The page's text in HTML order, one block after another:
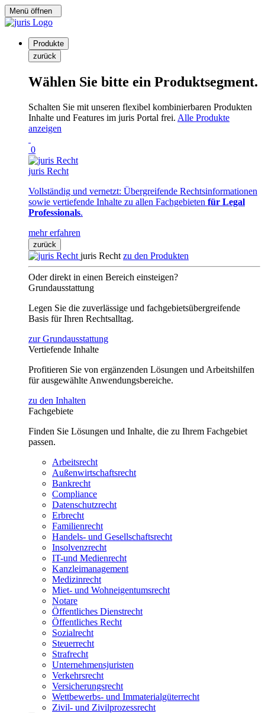
Menü öffnen
Produkte
zurück
Wählen Sie bitte ein Produktsegment.
Schalten Sie mit unseren flexibel kombinierbaren Produkten
Inhalte und Features im juris Portal frei. Alle Produkte
anzeigen
0
juris Recht
Vollständig und vernetzt: Übergreifende Rechtsinformationen
sowie vertiefende Inhalte zu allen Fachgebieten für Legal
Professionals.
mehr erfahren
zurück
juris Recht zu den Produkten
Oder direkt in einen Bereich einsteigen?
Grundausstattung
Legen Sie die zuverlässige und fachgebietsübergreifende
Basis für Ihren Rechtsalltag.
zur Grundausstattung
Vertiefende Inhalte
Profitieren Sie von ergänzenden Lösungen und Arbeitshilfen
für ausgewählte Anwendungsbereiche.
zu den Inhalten
Fachgebiete
Finden Sie Lösungen und Inhalte, die zu Ihrem Fachgebiet
passen.
Arbeitsrecht
Außenwirtschaftsrecht
Bankrecht
Compliance
Datenschutzrecht
Erbrecht
Familienrecht
Handels- und Gesellschaftsrecht
Insolvenzrecht
IT-und Medienrecht
Kanzleimanagement
Medizinrecht
Miet- und Wohneigentumsrecht
Notare
Öffentliches Dienstrecht
Öffentliches Recht
Sozialrecht
Steuerrecht
Strafrecht
Unternehmensjuristen
Verkehrsrecht
Versicherungsrecht
Wettbewerbs- und Immaterialgüterrecht
Zivil- und Zivilprozessrecht